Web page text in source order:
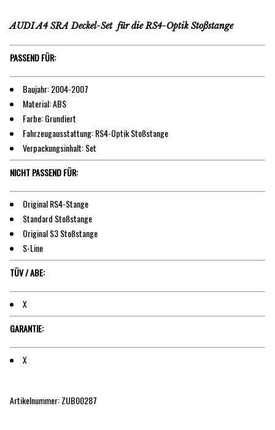
AUDI A4 SRA Deckel-Set für die RS4-Optik Stoßstange
PASSEND FÜR:
Baujahr: 2004-2007
Material: ABS
Farbe: Grundiert
Fahrzeugausstattung: RS4-Optik Stoßstange
Verpackungsinhalt: Set
NICHT PASSEND FÜR:
Original RS4-Stange
Standard Stoßstange
Original S3 Stoßstange
S-Line
TÜV / ABE:
X
GARANTIE:
X
Artikelnummer: ZUB00287